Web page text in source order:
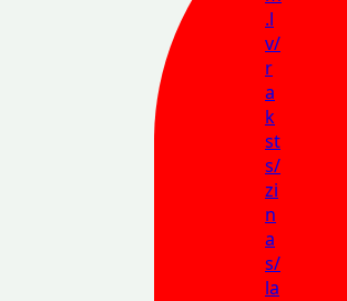
.l
v/
r
a
k
st
s/
zi
n
a
s/
la